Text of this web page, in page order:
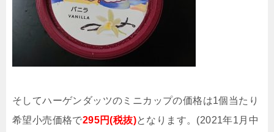
そしてハーゲンダッツのミニカップの価格は1個当たり
希望小売価格で295円(税抜)となります。(2021年1月中